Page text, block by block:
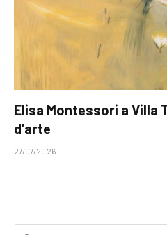
Elisa Montessori a Villa
d’arte
27/07/2026